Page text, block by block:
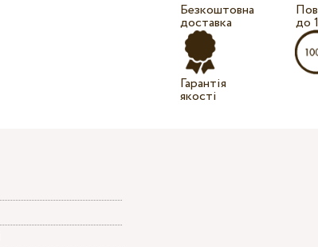
Безкоштовна
доставка
Гарантія
якості
до